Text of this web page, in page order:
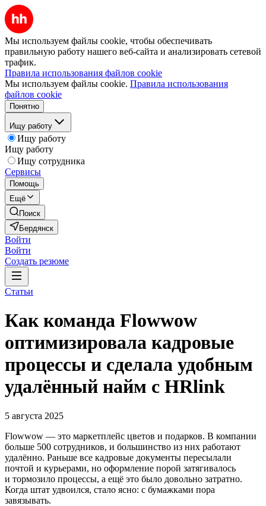
Мы используем файлы cookie, чтобы обеспечивать
правильную работу нашего веб-сайта и анализировать сетевой
трафик.
Правила использования файлов cookie
Мы используем файлы cookie. Правила использования
файлов cookie
Понятно
Ищу работу
Ищу работу
Ищу работу
Ищу сотрудника
Сервисы
Помощь
Ещё
Поиск
Бердянск
Войти
Войти
Создать резюме
Статьи
Как команда Flowwow
оптимизировала кадровые
процессы и сделала удобным
удалённый найм с HRlink
5 августа 2025
Flowwow — это маркетплейс цветов и подарков. В компании
больше 500 сотрудников, и большинство из них работают
удалённо. Раньше все кадровые документы пересылали
почтой и курьерами, но оформление порой затягивалось
и тормозило процессы, а ещё это было довольно затратно.
Когда штат удвоился, стало ясно: с бумажками пора
завязывать.